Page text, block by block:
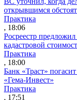
открывшимся
Практика
, 18:06
Росреестр
кадастровой
Практика
, 18:00
Банк «Траст»
«Гема-Инвест»
Практика
, 17:51